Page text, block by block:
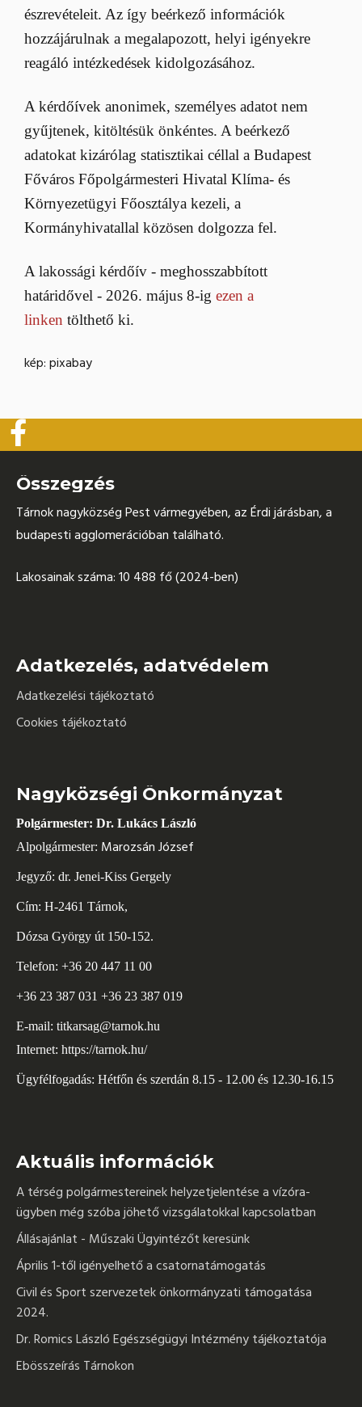
észrevételeit. Az így beérkező információk
hozzájárulnak a megalapozott, helyi igényekre
reagáló intézkedések kidolgozásához.
A kérdőívek anonimek, személyes adatot nem
gyűjtenek, kitöltésük önkéntes. A beérkező
adatokat kizárólag statisztikai céllal a Budapest
Főváros Főpolgármesteri Hivatal Klíma- és
Környezetügyi Főosztálya kezeli, a
Kormányhivatallal közösen dolgozza fel.
A lakossági kérdőív - meghosszabbított
határidővel - 2026. május 8-ig ezen a
linken tölthető ki.
kép: pixabay
Összegzés
Tárnok nagyközség Pest vármegyében, az Érdi járásban, a
budapesti agglomerációban található.
Lakosainak száma: 10 488 fő (2024-ben)
Adatkezelés, adatvédelem
Adatkezelési tájékoztató
Cookies tájékoztató
Nagyközségi Önkormányzat
Polgármester: Dr. Lukács László
Alpolgármester: Marozsán József
Jegyző: dr. Jenei-Kiss Gergely
Cím: H-2461 Tárnok,
Dózsa György út 150-152.
Telefon: +36 20 447 11 00
+36 23 387 031 +36 23 387 019
E-mail: titkarsag@tarnok.hu
Internet: https://tarnok.hu/
Ügyfélfogadás: Hétfőn és szerdán 8.15 - 12.00 és 12.30-16.15
Aktuális információk
A térség polgármestereinek helyzetjelentése a vízóra-
ügyben még szóba jöhető vizsgálatokkal kapcsolatban
Állásajánlat - Műszaki Ügyintézőt keresünk
Április 1-től igényelhető a csatornatámogatás
Civil és Sport szervezetek önkormányzati támogatása
2024.
Dr. Romics László Egészségügyi Intézmény tájékoztatója
Ebösszeírás Tárnokon